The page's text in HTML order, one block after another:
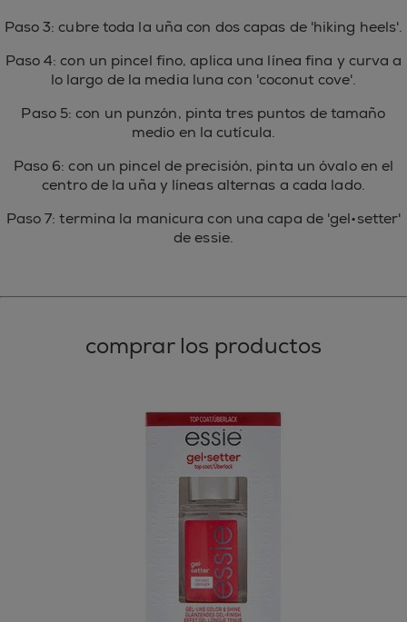
Paso 3: cubre toda la uña con dos capas de 'hiking heels'.
Paso 4: con un pincel fino, aplica una línea fina y curva a
lo largo de la media luna con 'coconut cove'.
Paso 5: con un punzón, pinta tres puntos de tamaño
medio en la cutícula.
Paso 6: con un pincel de precisión, pinta un óvalo en el
centro de la uña y líneas alternas a cada lado.
Paso 7: termina la manicura con una capa de 'gel•setter'
de essie.
comprar los productos